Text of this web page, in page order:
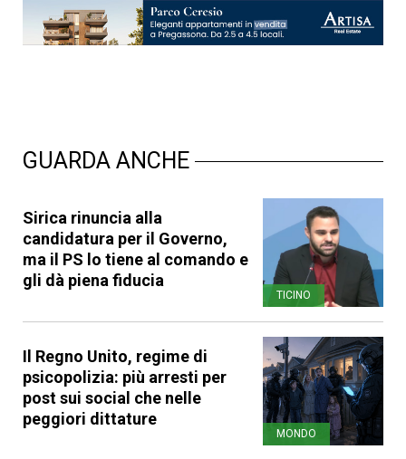
GUARDA ANCHE
Sirica rinuncia alla
candidatura per il Governo,
ma il PS lo tiene al comando e
gli dà piena fiducia
TICINO
Il Regno Unito, regime di
psicopolizia: più arresti per
post sui social che nelle
peggiori dittature
MONDO